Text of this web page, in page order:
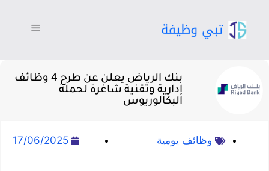
بنك الرياض يعلن عن طرح 4 وظائف
إدارية وتقنية شاغرة لحملة
البكالوريوس
وظائف يومية 17/06/2025